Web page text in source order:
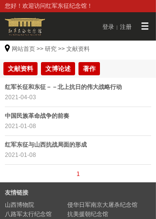
您好！欢迎访问红军东征纪念馆！
登录 | 注册
网站首页 >> 研究 >> 文献资料
文献资料 文博论述 著作
红军长征和东征－－北上抗日的伟大战略行动
2021-04-03
中国民族革命战争的前奏
2021-01-08
红军东征与山西抗战局面的形成
2021-01-08
1
友情链接
山西博物院
八路军太行纪念馆
侵华日军南京大屠杀纪念馆
抗美援朝纪念馆